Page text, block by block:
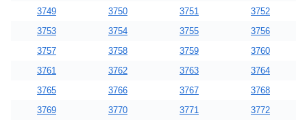
3749
3750 3751
3752
3753
3754 3755
3756
3757
3758 3759
3760
3761
3762 3763
3764
3765
3766 3767
3768
3769
3770 3771
3772